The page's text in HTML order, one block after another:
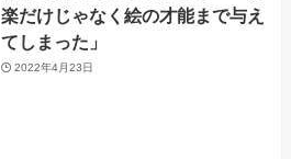
楽だけじゃなく絵の才能まで与え
てしまった」
2022年4月23日